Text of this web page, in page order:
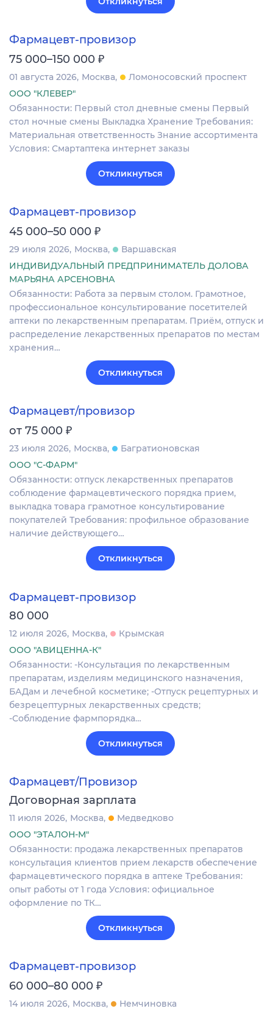
Фармацевт-провизор
75 000–150 000 ₽
01 августа 2026 Москва
Ломоносовский проспект
ООО "КЛЕВЕР"
Обязанности: Первый стол дневные смены Первый
стол ночные смены Выкладка Хранение Требования:
Материальная ответственность Знание ассортимента
Условия: Смартаптека интернет заказы
Откликнуться
Фармацевт-провизор
45 000–50 000 ₽
29 июля 2026 Москва
Варшавская
ИНДИВИДУАЛЬНЫЙ ПРЕДПРИНИМАТЕЛЬ ДОЛОВА
МАРЬЯНА АРСЕНОВНА
Обязанности: Работа за первым столом. Грамотное,
профессиональное консультирование посетителей
аптеки по лекарственным препаратам. Приём, отпуск и
распределение лекарственных препаратов по местам
хранения…
Откликнуться
Фармацевт/провизор
от 75 000 ₽
23 июля 2026 Москва
Багратионовская
ООО "С-ФАРМ"
Обязанности: отпуск лекарственных препаратов
соблюдение фармацевтического порядка прием,
выкладка товара грамотное консультирование
покупателей Требования: профильное образование
наличие действующего…
Откликнуться
Фармацевт-провизор
80 000
12 июля 2026 Москва
Крымская
ООО "АВИЦЕННА-К"
Обязанности: -Консультация по лекарственным
препаратам, изделиям медицинского назначения,
БАДам и лечебной косметике; -Отпуск рецептурных и
безрецептурных лекарственных средств;
-Соблюдение фармпорядка…
Откликнуться
Фармацевт/Провизор
Договорная зарплата
11 июля 2026 Москва
Медведково
ООО "ЭТАЛОН-М"
Обязанности: продажа лекарственных препаратов
консультация клиентов прием лекарств обеспечение
фармацевтического порядка в аптеке Требования:
опыт работы от 1 года Условия: официальное
оформление по ТК…
Откликнуться
Фармацевт-провизор
60 000–80 000 ₽
14 июля 2026 Москва
Немчиновка